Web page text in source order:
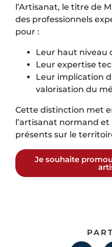
l’Artisanat, le titre de
des professionnels
pour :
Leur haut niveau
Leur expertise
Leur implication
valorisation du
Cette distinction met
l’artisanat normand
présents sur le
Je souhaite